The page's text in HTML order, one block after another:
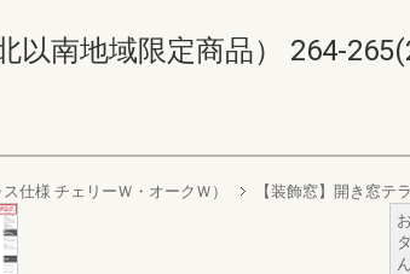
以南地域限定商品） 264-
仕様 チェリーＷ・オークＷ） 【装飾窓】開き窓テ